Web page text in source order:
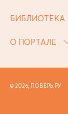
БИБЛИОТЕКА
О ПОРТАЛЕ
© 2026, ПОВЕРЬ.РУ